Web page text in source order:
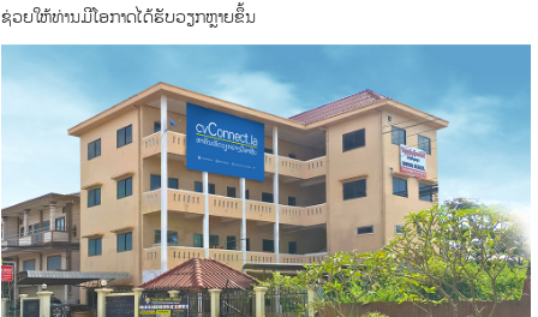
ຊ່ວຍໃຫ້ທ່ານມີໂອກາດໄດ້ຮັບວຽກຫຼາຍຂຶ້ນ